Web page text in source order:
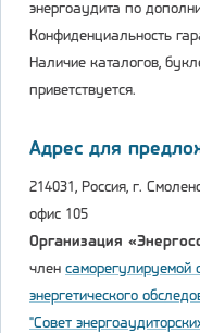
энергоаудита по
Конфиденциальность
Наличие каталогов,
приветствуется.
Адрес для
214031, Россия, г.
офис 105
Организация
член саморегулируемой
энергетического
"Совет